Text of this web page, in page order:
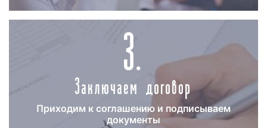
какой срок лучше всего размещать рекламу на
канале 360?». Отвечая на данный вопрос,
менеджеры нашей компании заявляют, что
длительность рекламной кампании на канале
360 определяется целью рекламной кампании
и ее бюджетом. Вместе с тем, мы советуем
размещать рекламу на телевидении минимум
2 недели. Однако, срок может быть и более
продолжительным. Необходимо помнить: чем
3.
Заключаем договор
Приходим к соглашению и подписываем
документы